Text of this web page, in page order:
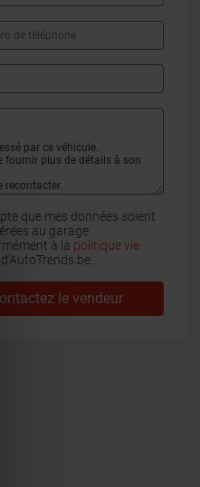
que mes données soient
au garage
à la politique vie
d’AutoTrends.be.
le vendeur